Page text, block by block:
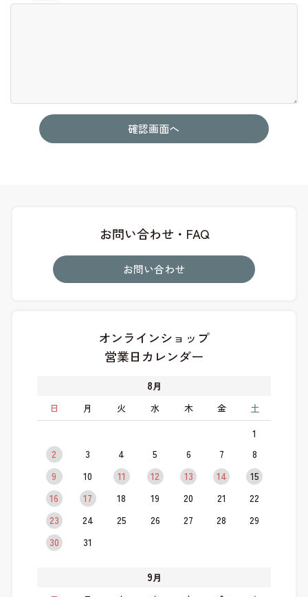
お問い合わせ・FAQ
お問い合わせ
オンラインショップ
営業日カレンダー
8月
日
月 火 水 木 金 土
1
2
3 4 5 6 7
8
9
10 11 12 13 14
15
16
17 18 19 20 21
22
23
24 25 26 27 28
29
30
31
9月